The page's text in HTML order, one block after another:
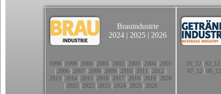
Brauindustrie
2024 | 2025 | 2026
1998 1999 2000 2001 2002 2003 2004 2005
2006 2007 2008 2009 2010 2011 2012
2013 2014 2015 2016 2017 2018 2019 2020
2021 2022 2023| 2024| 2025| 2026
01_12 02_12
07_12
08_12